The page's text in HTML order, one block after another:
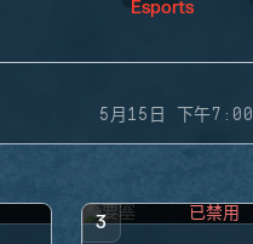
5月15日 下午7:00
3 已禁用